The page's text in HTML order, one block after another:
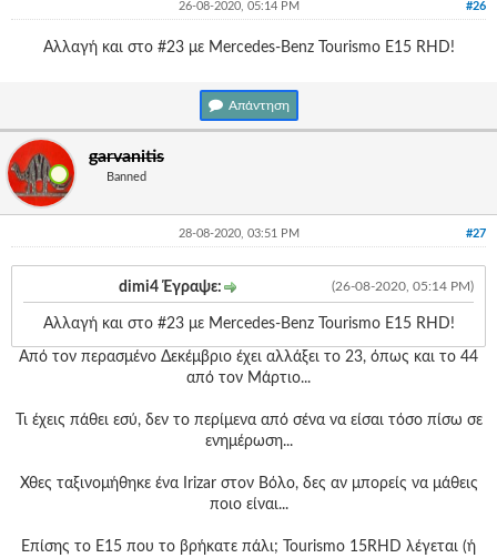
#26
26-08-2020, 05:14 PM
Αλλαγή και στο #23 με Mercedes-Benz Tourismo E15 RHD!
Απάντηση
garvanitis
Banned
#27
28-08-2020, 03:51 PM
(26-08-2020, 05:14 PM)
dimi4 Έγραψε:
Αλλαγή και στο #23 με Mercedes-Benz Tourismo E15 RHD!
Από τον περασμένο Δεκέμβριο έχει αλλάξει το 23, όπως και το 44
από τον Μάρτιο...
Τι έχεις πάθει εσύ, δεν το περίμενα από σένα να είσαι τόσο πίσω σε
ενημέρωση...
Χθες ταξινομήθηκε ένα Irizar στον Βόλο, δες αν μπορείς να μάθεις
ποιο είναι...
Επίσης το Ε15 που το βρήκατε πάλι; Tourismo 15RHD λέγεται (ή